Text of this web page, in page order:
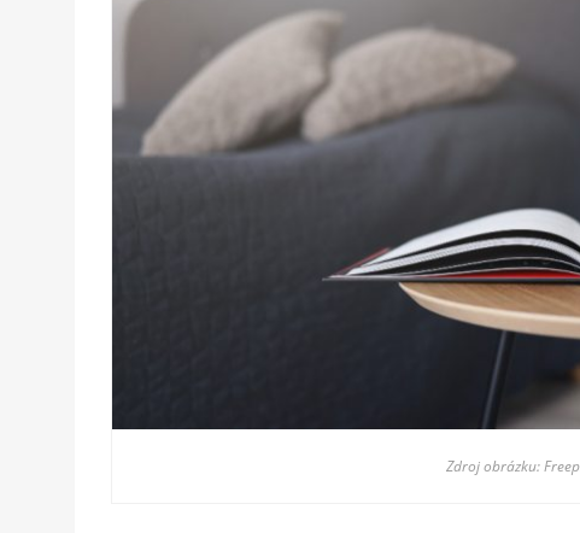
Zdroj obrázku: